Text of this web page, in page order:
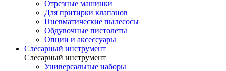
Отрезные машинки
Для притирки клапанов
Пневматические пылесосы
Обдувочные пистолеты
Опции и аксессуары
Слесарный инструмент
Слесарный инструмент
Универсальные наборы